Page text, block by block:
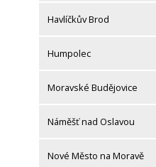
Havlíčkův Brod
Humpolec
Moravské Budějovice
Náměšť nad Oslavou
Nové Město na Moravě